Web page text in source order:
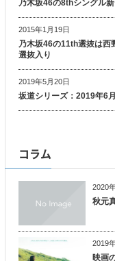
乃木坂46の8thシングル
2015年1月19日
乃木坂46の11th選抜は西
選抜入り
2019年5月20日
坂道シリーズ：2019年6
コラム
2020
秋元
2019
映画